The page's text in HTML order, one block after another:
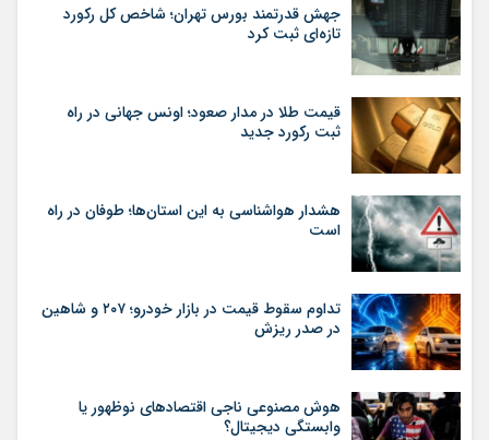
جهش قدرتمند بورس تهران؛ شاخص کل رکورد
تازه‌ای ثبت کرد
قیمت طلا در مدار صعود؛ اونس جهانی در راه
ثبت رکورد جدید
هشدار هواشناسی به این استان‌ها؛ طوفان در راه
است
تداوم سقوط قیمت در بازار خودرو؛ ۲۰۷ و شاهین
در صدر ریزش
هوش مصنوعی ناجی اقتصادهای نوظهور یا
وابستگی دیجیتال؟